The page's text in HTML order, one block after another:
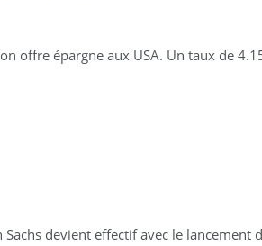
offre épargne aux USA. Un taux de
devient effectif avec le lancement